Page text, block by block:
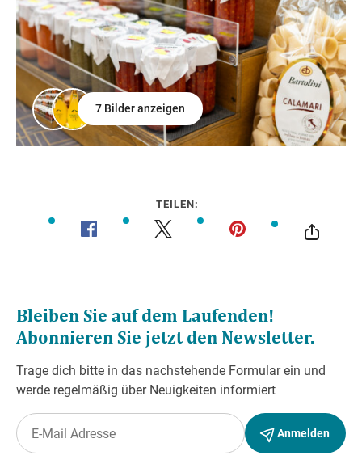
7 Bilder anzeigen
TEILEN: